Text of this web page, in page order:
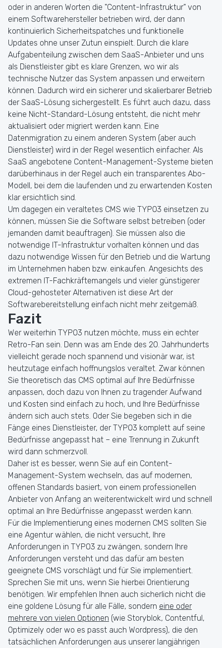
oder in anderen Worten die "Content-Infrastruktur" von
einem Softwarehersteller betrieben wird, der dann
kontinuierlich Sicherheitspatches und funktionelle
Updates ohne unser Zutun einspielt. Durch die klare
Aufgabenteilung zwischen dem SaaS-Anbieter und uns
als Dienstleister gibt es klare Grenzen, wo wir als
technische Nutzer das System anpassen und erweitern
können. Dadurch wird ein sicherer und skalierbarer Betrieb
der SaaS-Lösung sichergestellt. Es führt auch dazu, dass
keine Nicht-Standard-Lösung entsteht, die nicht mehr
aktualisiert oder migriert werden kann. Eine
Datenmigration zu einem anderen System (aber auch
Dienstleister) wird in der Regel wesentlich einfacher. Als
SaaS angebotene Content-Management-Systeme bieten
darüberhinaus in der Regel auch ein transparentes Abo-
Modell, bei dem die laufenden und zu erwartenden Kosten
klar ersichtlich sind.
Um dagegen ein veraltetes CMS wie TYPO3 einsetzen zu
können, müssen Sie die Software selbst betreiben (oder
jemanden damit beauftragen). Sie müssen also die
notwendige IT-Infrastruktur vorhalten können und das
dazu notwendige Wissen für den Betrieb und die Wartung
im Unternehmen haben bzw. einkaufen. Angesichts des
extremen IT-Fachkräftemangels und vieler günstigerer
Cloud-gehosteter Alternativen ist diese Art der
Softwarebereitstellung einfach nicht mehr zeitgemäß.
Fazit
Wer weiterhin TYPO3 nutzen möchte, muss ein echter
Retro-Fan sein. Denn was am Ende des 20. Jahrhunderts
vielleicht gerade noch spannend und visionär war, ist
heutzutage einfach hoffnungslos veraltet. Zwar können
Sie theoretisch das CMS optimal auf Ihre Bedürfnisse
anpassen, doch dazu von Ihnen zu tragender Aufwand
und Kosten sind einfach zu hoch, und Ihre Bedürfnisse
ändern sich auch stets. Oder Sie begeben sich in die
Fänge eines Dienstleister, der TYPO3 komplett auf seine
Bedürfnisse angepasst hat – eine Trennung in Zukunft
wird dann schmerzvoll.
Daher ist es besser, wenn Sie auf ein Content-
Management-System wechseln, das auf modernen,
offenen Standards basiert, von einem professionellen
Anbieter von Anfang an weiterentwickelt wird und schnell
optimal an Ihre Bedürfnisse angepasst werden kann.
Für die Implementierung eines modernen CMS sollten Sie
eine Agentur wählen, die nicht versucht, Ihre
Anforderungen in TYPO3 zu zwängen, sondern Ihre
Anforderungen versteht und das dafür am besten
geeignete CMS vorschlägt und für Sie implementiert.
Sprechen Sie mit uns, wenn Sie hierbei Orientierung
benötigen. Wir empfehlen Ihnen auch sicherlich nicht die
eine goldene Lösung für alle Fälle, sondern eine oder
mehrere von vielen Optionen (wie Storyblok, Contentful,
Optimizely oder wo es passt auch Wordpress), die den
tatsächlichen Anforderungen aus unserer langjährigen